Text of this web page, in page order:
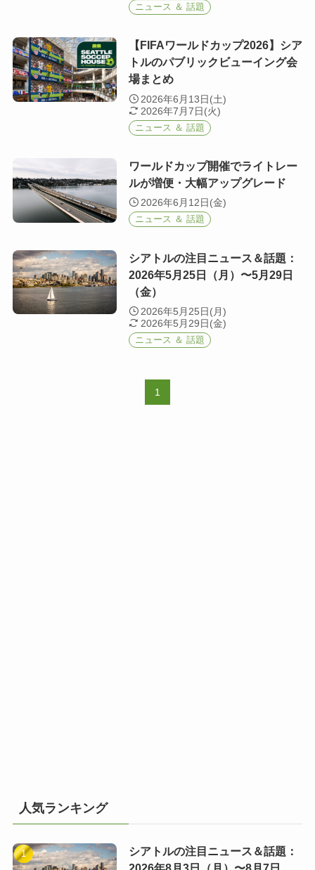
ニュース ＆ 話題
【FIFAワールドカップ2026】シア
トルのパブリックビューイング会
場まとめ
2026年6月13日(土)
2026年7月7日(火)
ニュース ＆ 話題
ワールドカップ開催でライトレー
ルが増便・大幅アップグレード
2026年6月12日(金)
ニュース ＆ 話題
シアトルの注目ニュース＆話題：
2026年5月25日（月）〜5月29日
（金）
2026年5月25日(月)
2026年5月29日(金)
ニュース ＆ 話題
1
人気ランキング
シアトルの注目ニュース＆話題：